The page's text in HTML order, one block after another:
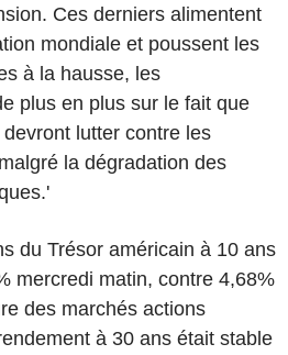
Ces derniers alimentent
mondiale et poussent les
à la hausse, les
plus en plus sur le fait que
lutter contre les
la dégradation des
du Trésor américain à 10 ans
mercredi matin, contre 4,68%
des marchés actions
à 30 ans était stable